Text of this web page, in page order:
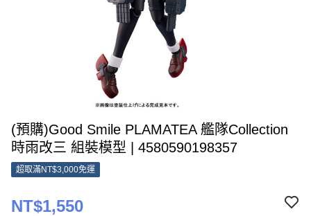
(預購)Good Smile PLAMATEA 艦隊Collection
時雨改三 組裝模型 | 4580590198357
超取滿NT$3,000免運
NT$1,550